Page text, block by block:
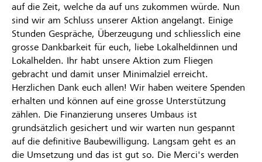
auf die Zeit, welche da auf uns zukommen würde. Nun
sind wir am Schluss unserer Aktion angelangt. Einige
Stunden Gespräche, Überzeugung und schliesslich eine
grosse Dankbarkeit für euch, liebe Lokalheldinnen und
Lokalhelden. Ihr habt unsere Aktion zum Fliegen
gebracht und damit unser Minimalziel erreicht.
Herzlichen Dank euch allen! Wir haben weitere Spenden
erhalten und können auf eine grosse Unterstützung
zählen. Die Finanzierung unseres Umbaus ist
grundsätzlich gesichert und wir warten nun gespannt
auf die definitive Baubewilligung. Langsam geht es an
die Umsetzung und das ist gut so. Die Merci's werden